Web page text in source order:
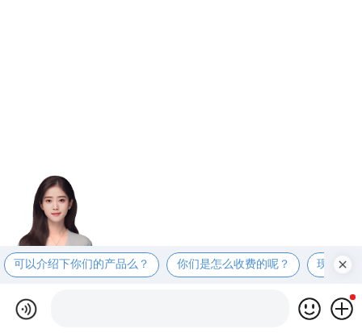
可以介绍下你们的产品么？ 你们是怎么收费的呢？ 现在有